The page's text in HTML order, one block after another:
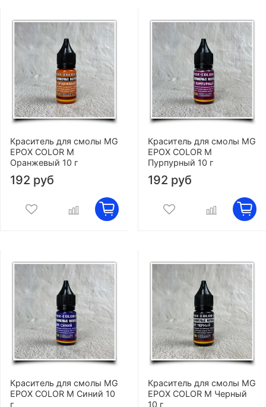
Краситель для смолы MG
EPOX COLOR M
Оранжевый 10 г
192 руб
Краситель для смолы MG
EPOX COLOR M
Пурпурный 10 г
192 руб
Краситель для смолы MG
EPOX COLOR M Синий 10
г
Краситель для смолы MG
EPOX COLOR M Черный
10 г